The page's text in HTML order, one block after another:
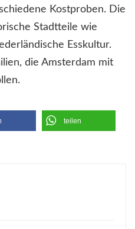
Kostproben. Die
Stadtteile wie
Esskultur.
die Amsterdam mit
teilen